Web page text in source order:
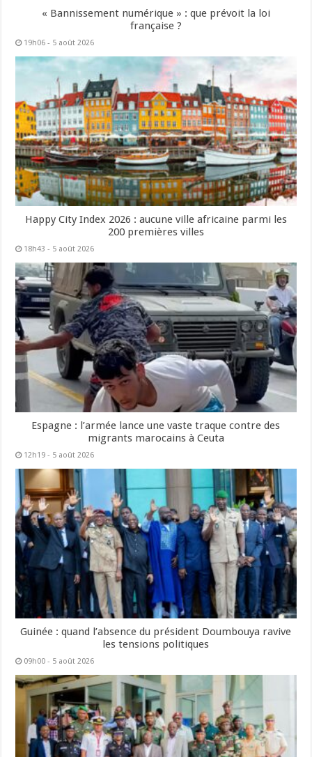
« Bannissement numérique » : que prévoit la loi
française ?
19h06 - 5 août 2026
Happy City Index 2026 : aucune ville africaine parmi les
200 premières villes
18h43 - 5 août 2026
Espagne : l’armée lance une vaste traque contre des
migrants marocains à Ceuta
12h19 - 5 août 2026
Guinée : quand l’absence du président Doumbouya ravive
les tensions politiques
09h00 - 5 août 2026